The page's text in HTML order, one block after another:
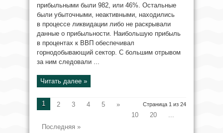
прибыльными были 982, или 46%. Остальные
были убыточными, неактивными, находились
в процессе ликвидации либо не раскрывали
данные о прибыльности. Наибольшую прибыль
в процентах к ВВП обеспечивал
горнодобывающий сектор. С большим отрывом
за ним следовали ...
Читать далее »
Страница 1 из 24
1 2 3 4 5
»
10
20
...
Последняя »